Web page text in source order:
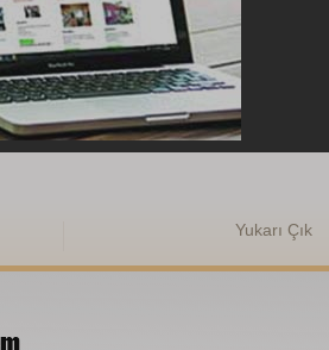
Yukarı Çık